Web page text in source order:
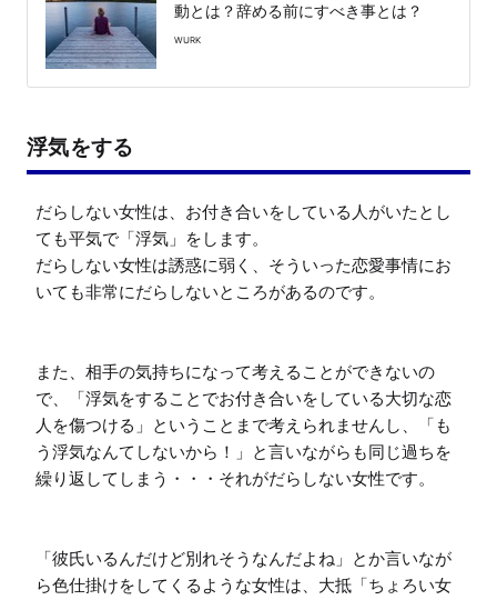
動とは？辞める前にすべき事とは？
WURK
浮気をする
だらしない女性は、お付き合いをしている人がいたとし
ても平気で「浮気」をします。
だらしない女性は誘惑に弱く、そういった恋愛事情にお
いても非常にだらしないところがあるのです。
また、相手の気持ちになって考えることができないの
で、「浮気をすることでお付き合いをしている大切な恋
人を傷つける」ということまで考えられませんし、「も
う浮気なんてしないから！」と言いながらも同じ過ちを
繰り返してしまう・・・それがだらしない女性です。
「彼氏いるんだけど別れそうなんだよね」とか言いなが
ら色仕掛けをしてくるような女性は、大抵「ちょろい女